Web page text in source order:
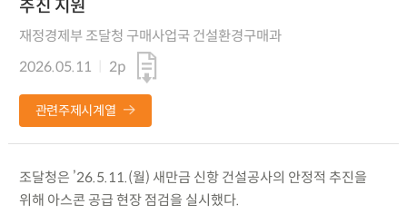
추진 지원
재정경제부 조달청 구매사업국 건설환경구매과
2026.05.11
2p
관련주제시계열
조달청은 ’26.5.11.(월) 새만금 신항 건설공사의 안정적 추진을
위해 아스콘 공급 현장 점검을 실시했다.